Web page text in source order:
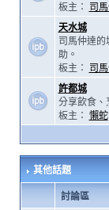
板主：
司
天水城
司馬仲達的
助。
板主：
司
許都城
分享飲食、
板主： 懶蛇
其他話題
討論區